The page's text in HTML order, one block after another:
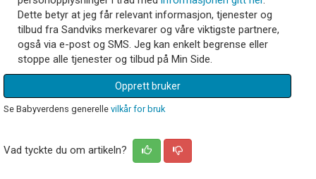
Dette betyr at jeg får relevant informasjon, tjenester og
tilbud fra Sandviks merkevarer og våre viktigste partnere,
også via e-post og SMS. Jeg kan enkelt begrense eller
stoppe alle tjenester og tilbud på Min Side.
Opprett bruker
Se Babyverdens generelle vilkår for bruk
Vad tyckte du om artikeln?